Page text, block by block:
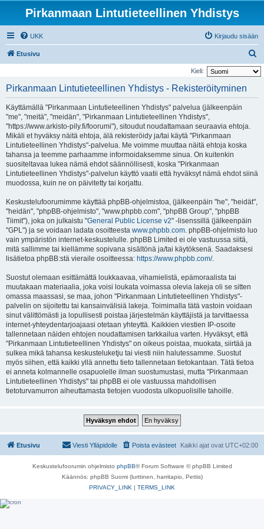
Pirkanmaan Lintutieteellinen Yhdistys
UKK Kirjaudu sisään
Etusivu
t
Kieli:
Pirkanmaan Lintutieteellinen Yhdistys - Rekisteröityminen
Käyttämällä "Pirkanmaan Lintutieteellinen Yhdistys" palvelua (jälkeenpäin
"me", "meitä", "meidän", "Pirkanmaan Lintutieteellinen Yhdistys",
"https://www.arkisto-pily.fi/foorumi"), sitoudut noudattamaan seuraavia ehtoja.
Mikäli et hyväksy näitä ehtoja, älä rekisteröidy ja/tai käytä "Pirkanmaan
Lintutieteellinen Yhdistys"-palvelua. Me voimme muuttaa näitä ehtoja koska
tahansa ja teemme parhaamme informoidaksemme sinua. On kuitenkin
suositeltavaa lukea nämä ehdot säännöllisesti, koska "Pirkanmaan
Lintutieteellinen Yhdistys"-palvelun käyttö vaatii että hyväksyt nämä ehdot siinä
muodossa, kuin ne on päivitetty tai korjattu.
Keskustelufoorumimme käyttää phpBB-ohjelmistoa, (jälkeenpäin "he", "heidät",
"heidän", "phpBB-ohjelmisto", "www.phpbb.com", "phpBB Group", "phpBB
Tiimit"), joka on julkaistu "General Public License v2" -lisenssillä (jälkeenpäin
"GPL") ja se voidaan ladata osoitteesta www.phpbb.com. phpBB-ohjelmisto luo
vain ympäristön internet-keskustelulle. phpBB Limited ei ole vastuussa siitä,
mitä sallimme tai kiellämme sopivana sisältönä ja/tai käytöksenä. Saadaksesi
lisätietoa phpBB:stä vieraile osoitteessa: https://www.phpbb.com/.
Suostut olemaan esittämättä loukkaavaa, vihamielistä, epämoraalista tai
muutakaan materiaalia, joka voisi loukata voimassa olevia lakeja oli se sitten
omassa maassasi, se maa, johon "Pirkanmaan Lintutieteellinen Yhdistys"-
palvelin on sijoitettu tai kansainvälisiä lakeja. Toimimalla tätä vastoin voidaan
sinut välittömästi ja lopullisesti poistaa järjestelmän käyttäjistä ja tarvittaessa
internet-yhteydentarjoajaasi otetaan yhteyttä. Kaikkien viestien IP-osoite
tallennetaan näiden ehtojen noudattamisen tarkkailua varten. Hyväksyt, että
"Pirkanmaan Lintutieteellinen Yhdistys" on oikeus poistaa, muokata, siirtää ja
sulkea mikä tahansa keskusteluketju tai viesti niin halutessamme. Suostut
myös siihen, että kaikki yllä annettu tieto tallennetaan tietokantaan. Tätä tietoa
ei anneta kolmannelle osapuolelle ilman suostumustasi, mutta "Pirkanmaan
Lintutieteellinen Yhdistys" tai phpBB ei ole vastuussa mahdollisen
tietoturvamurron aiheuttamasta tietojen vuodosta ulkopuolisille tahoille.
Etusivu Kaikki ajat ovat UTC+02:00
Poista evästeet
Viesti Ylläpidolle
Keskustelufoorumin ohjelmisto phpBB® Forum Software © phpBB Limited
Käännös: phpBB Suomi (lurttinen, harritapio, Pettis)
PRIVACY_LINK | TERMS_LINK